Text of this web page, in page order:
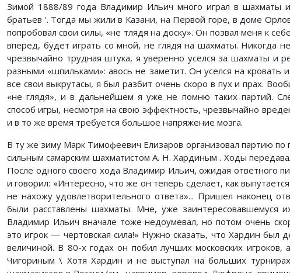
Зимой 1888/89 года Владимир Ильич много играл в
братьев '. Тогда мы жили в Казани, на Первой горе, в доме
попробовал свои силы, «не тлядя на доску». Он позвал меня к
вперед, будет играть со мной, не глядя на шахматы. Никогда
чрезвычайно трудная штука, я уверенно уселся за шахматы и
разными «шпильками»: авось не заметит. Он уселся на кровать
все свои выкрутасы, я был разбит очень скоро в пух и прах.
«не глядя», и в дальнейшем я уже не помню таких партий.
способ игры, несмотря на свою эффектность, чрезвычайно
и в то же время требуется большое напряжение мозга.
В ту же зиму Марк Тимофеевич Елизаров организовал партию
сильным самарским шахматистом А. Н. Хардиным . Ходы
После одного своего хода Владимир Ильич, ожидая ответного
и говорил: «Интересно, что же он теперь сделает, как
не нахожу удовлетворительного ответа»... Пришел наконец
были расставлены шахматы. Мне, уже заинтересовавшемуся
Владимир Ильич вначале тоже недоумевал, но потом очень
это игрок — чертовская сила!» Нужно сказать, что Хардин был
величиной. В 80-х годах он побил лучших московских игроков,
Чигориным \ Хотя Хардин и не выступал на больших